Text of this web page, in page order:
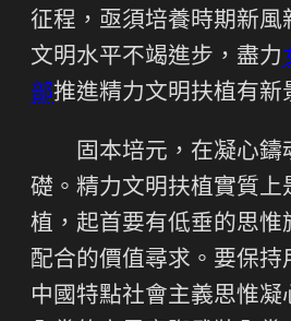
征程，亟須培養時期新風
文明水平不竭進步，盡力
部推進精力文明扶植有新
固本培元，在凝心鑄
礎。精力文明扶植實質上
植，起首要有低垂的思惟
配合的價值尋求。要保持
中國特點社會主義思惟凝